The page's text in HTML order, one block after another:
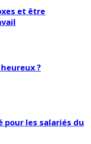
et être
?
pour les salariés du